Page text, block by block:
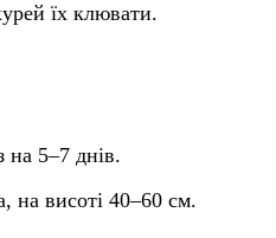
їх клювати.
на 5–7 днів.
на висоті 40–60 см.